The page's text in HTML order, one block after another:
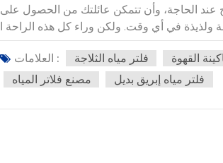
عند الحاجة، وأن تتمكن عائلتك من الحصول على
العلامات : فلتر مياه الثلاجة القهوة
مصنع فلاتر المياه
فلتر مياه إبريق بديل